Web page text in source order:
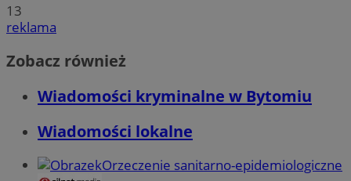
13
reklama
Zobacz również
Wiadomości kryminalne w Bytomiu
Wiadomości lokalne
Orzeczenie sanitarno-epidemiologiczne